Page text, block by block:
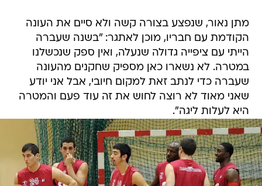
מתן נאור, שנפצע בצורה קשה ולא סיים את העונה
הקודמת עם חבריו, מוכן לאתגר: "בשנה שעברה
הייתי עם ציפייה גדולה שנעלה, ואין ספק שנכשלנו
במטרה. לא נשארו כאן מספיק שחקנים מהעונה
שעברה כדי לנתב זאת למקום חיובי, אבל אני יודע
שאני מאוד לא רוצה לחוש את זה עוד פעם והמטרה
היא לעלות ליגה".